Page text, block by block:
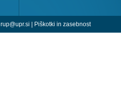
rup@upr.si | Piškotki in zasebnost